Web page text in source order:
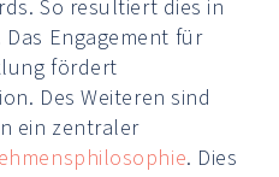
So resultiert dies in
Engagement für
fördert
Des Weiteren sind
ein zentraler
. Dies